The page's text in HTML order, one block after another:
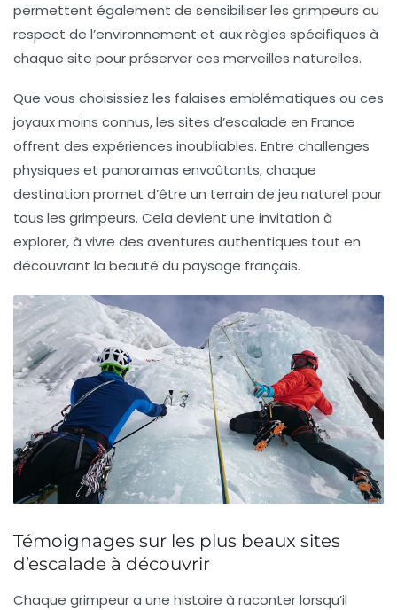
permettent également de sensibiliser les grimpeurs au
respect de l’environnement et aux règles spécifiques à
chaque site pour préserver ces merveilles naturelles.
Que vous choisissiez les falaises emblématiques ou ces
joyaux moins connus, les sites d’escalade en France
offrent des expériences inoubliables. Entre challenges
physiques et panoramas envoûtants, chaque
destination promet d’être un terrain de jeu naturel pour
tous les grimpeurs. Cela devient une invitation à
explorer, à vivre des aventures authentiques tout en
découvrant la beauté du paysage français.
Témoignages sur les plus beaux sites
d’escalade à découvrir
Chaque grimpeur a une histoire à raconter lorsqu’il